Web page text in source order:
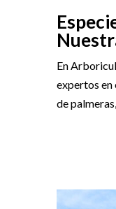
En
expertos en
de